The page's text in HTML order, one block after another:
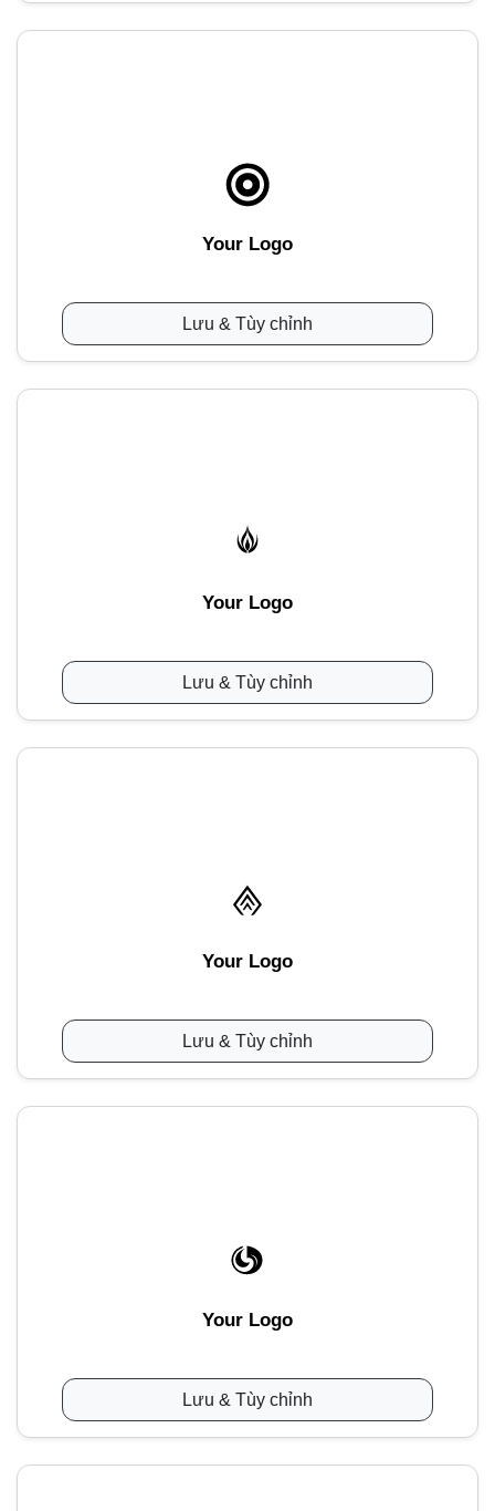
Your Logo
Lưu & Tùy chỉnh
Your Logo
Lưu & Tùy chỉnh
Your Logo
Lưu & Tùy chỉnh
Your Logo
Lưu & Tùy chỉnh